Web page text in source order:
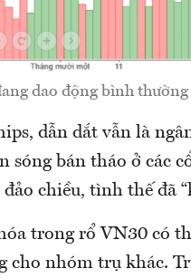
dao động bình
dẫn dắt vẫn là
bán tháo ở các
chiều, tình thế đã
trong rổ VN30 có
cho nhóm trụ khác.